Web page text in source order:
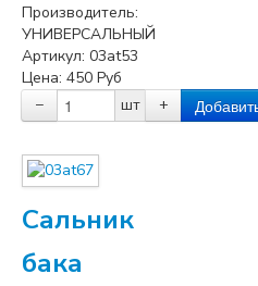
Производитель:
УНИВЕРСАЛЬНЫЙ
Артикул: 03at53
Цена: 450 Руб
−
шт +
Сальник
бака